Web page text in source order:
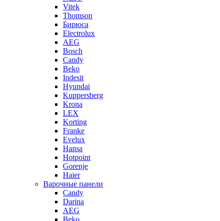
Vitek
Thomson
Бирюса
Electrolux
AEG
Bosch
Candy
Beko
Indesit
Hyundai
Kuppersberg
Krona
LEX
Korting
Franke
Evelux
Hansa
Hotpoint
Gorenje
Haier
Варочные панели
Candy
Darina
AEG